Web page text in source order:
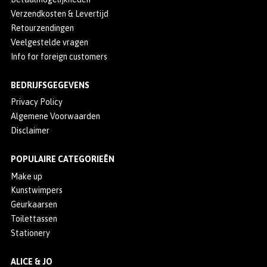
MERKEN
REGISTREREN
HELP
KLANTENSERVICE
Verzendkosten & Levertijd
Retourzendingen
Veelgestelde vragen
Info for foreign customers
BEDRIJFSGEGEVENS
Privacy Policy
Algemene Voorwaarden
Disclaimer
POPULAIRE CATEGORIEËN
Make up
Kunstwimpers
Geurkaarsen
Toilettassen
Stationery
ALICE & JO